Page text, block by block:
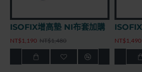
ISOFIX增高墊 NI布套加購
NT$1,190 NT$1,480 NT$1,490